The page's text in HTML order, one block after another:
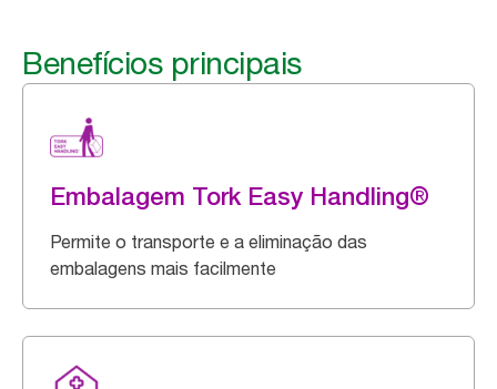
Benefícios principais
Embalagem Tork Easy Handling®
Permite o transporte e a eliminação das
embalagens mais facilmente